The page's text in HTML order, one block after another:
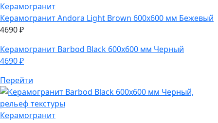
Керамогранит
КерамогранитAndora Light Brown 600х600 мм Бежевый
4690₽
Керамогранит Barbod Black 600х600 мм Черный
4690₽
Перейти
Керамогранит